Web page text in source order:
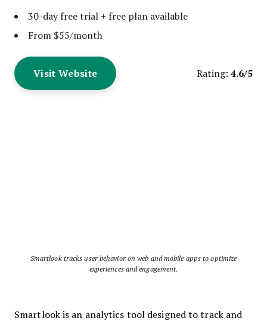
30-day free trial + free plan available
From $55/month
Visit Website Rating: 4.6/5
Smartlook tracks user behavior on web and mobile apps to optimize
experiences and engagement.
Smartlook is an analytics tool designed to track and